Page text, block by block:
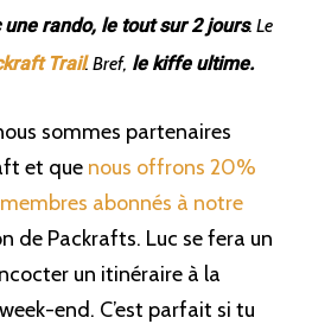
rando, le tout sur 2 jours. Le
Trail. Bref, le kiffe ultime.
sommes partenaires
et que nous offrons 20%
abonnés à notre
de Packrafts. Luc se fera un
un itinéraire à la
end. C’est parfait si tu